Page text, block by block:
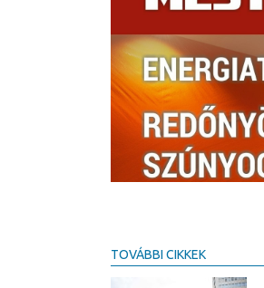
TOVÁBBI CIKKEK